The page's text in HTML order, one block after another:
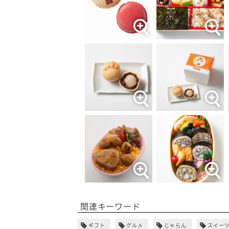
関連キーワード
ギフト グルメ じゃらん スイー